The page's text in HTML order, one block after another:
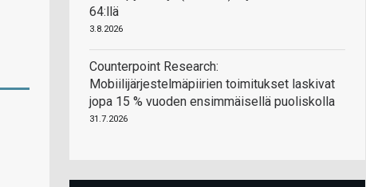
64:llä
3.8.2026
Counterpoint Research:
Mobiilijärjestelmäpiirien toimitukset laskivat
jopa 15 % vuoden ensimmäisellä puoliskolla
31.7.2026